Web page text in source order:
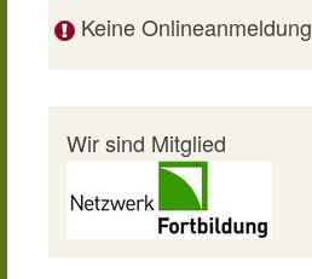
Keine Onlineanmeldung
Wir sind Mitglied